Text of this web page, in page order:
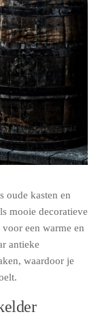
oude kasten en
mooie decoratieve
een warme en
antieke
waardoor je